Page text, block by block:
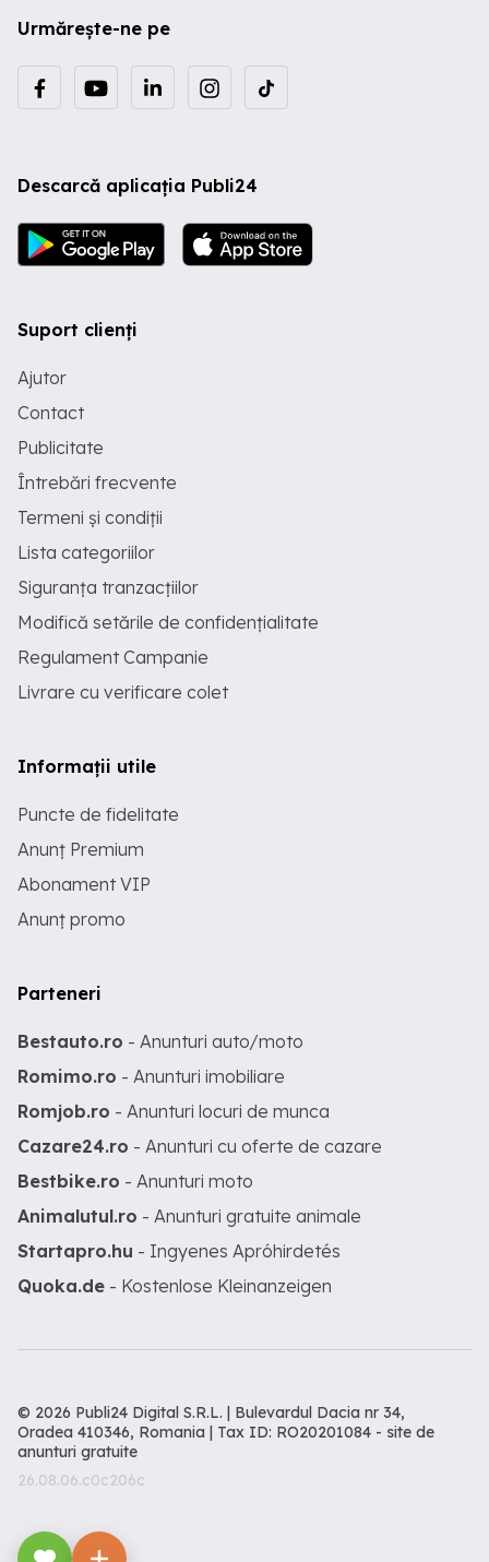
Urmărește-ne pe
Descarcă aplicația Publi24
Suport clienți
Ajutor
Contact
Publicitate
Întrebări frecvente
Termeni și condiții
Lista categoriilor
Siguranța tranzacțiilor
Modifică setările de confidențialitate
Regulament Campanie
Livrare cu verificare colet
Informații utile
Puncte de fidelitate
Anunț Premium
Abonament VIP
Anunț promo
Parteneri
Bestauto.ro - Anunturi auto/moto
Romimo.ro - Anunturi imobiliare
Romjob.ro - Anunturi locuri de munca
Cazare24.ro - Anunturi cu oferte de cazare
Bestbike.ro - Anunturi moto
Animalutul.ro - Anunturi gratuite animale
Startapro.hu - Ingyenes Apróhirdetés
Quoka.de - Kostenlose Kleinanzeigen
© 2026 Publi24 Digital S.R.L. | Bulevardul Dacia nr 34,
Oradea 410346, Romania | Tax ID: RO20201084 - site de
anunturi gratuite
26.08.06.c0c206c